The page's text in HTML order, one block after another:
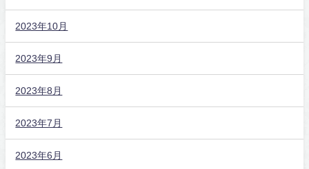
2023年10月
2023年9月
2023年8月
2023年7月
2023年6月